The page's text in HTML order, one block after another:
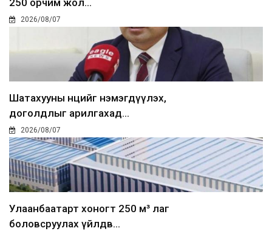
2026/08/07
Шатахууны нөөцийг нэмэгдүүлэх,
доголдлыг арилгахад...
2026/08/07
Улаанбаатарт хоногт 250 м³ лаг
боловсруулах үйлдв...